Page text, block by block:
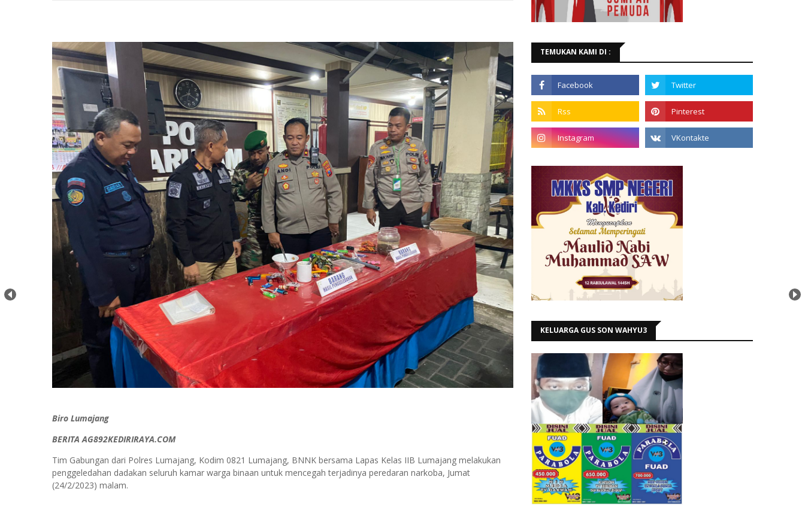
Biro Lumajang
BERITA AG892KEDIRIRAYA.COM
Tim Gabungan dari Polres Lumajang, Kodim 0821 Lumajang, BNNK bersama Lapas Kelas IIB Lumajang melakukan
penggeledahan dadakan seluruh kamar warga binaan untuk mencegah terjadinya peredaran narkoba, Jumat
(24/2/2023) malam.
TEMUKAN KAMI DI :
KELUARGA GUS SON WAHYU3